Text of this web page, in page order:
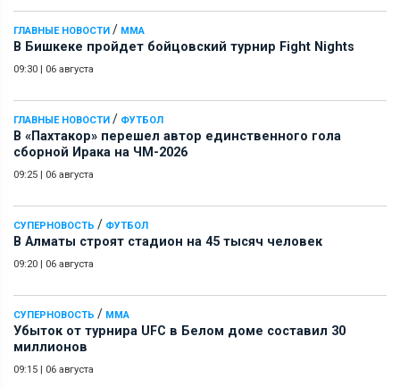
ГЛАВНЫЕ НОВОСТИ / ММА
В Бишкеке пройдет бойцовский турнир Fight Nights
09:30 | 06 августа
ГЛАВНЫЕ НОВОСТИ / ФУТБОЛ
В «Пахтакор» перешел автор единственного гола
сборной Ирака на ЧМ-2026
09:25 | 06 августа
СУПЕРНОВОСТЬ / ФУТБОЛ
В Алматы строят стадион на 45 тысяч человек
09:20 | 06 августа
СУПЕРНОВОСТЬ / ММА
Убыток от турнира UFC в Белом доме составил 30
миллионов
09:15 | 06 августа